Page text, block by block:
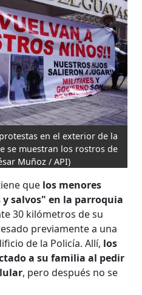
en el exterior de la
se muestran los rostros de
Muñoz / API)
que los menores
salvos" en la parroquia
30 kilómetros de su
previamente a una
de la Policía. Allí, los
a su familia al pedir
, pero después no se